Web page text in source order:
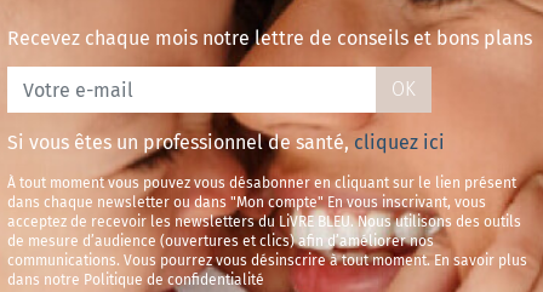
Recevez chaque mois notre lettre de conseils et bons plans
OK
Si vous êtes un professionnel de santé, cliquez ici
À tout moment vous pouvez vous désabonner en cliquant sur le lien présent
dans chaque newsletter ou dans "Mon compte" En vous inscrivant, vous
acceptez de recevoir les newsletters du LiVRE BLEU. Nous utilisons des outils
de mesure d’audience (ouvertures et clics) afin d’améliorer nos
communications. Vous pourrez vous désinscrire à tout moment. En savoir plus
dans notre Politique de confidentialité